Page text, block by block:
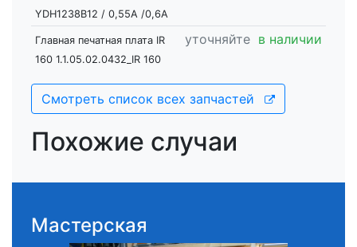
YDH1238B12 / 0,55A /0,6А
Главная печатная плата IR
160 1.1.05.02.0432_IR 160
уточняйте в наличии
Смотреть список всех запчастей
Похожие случаи
Мастерская